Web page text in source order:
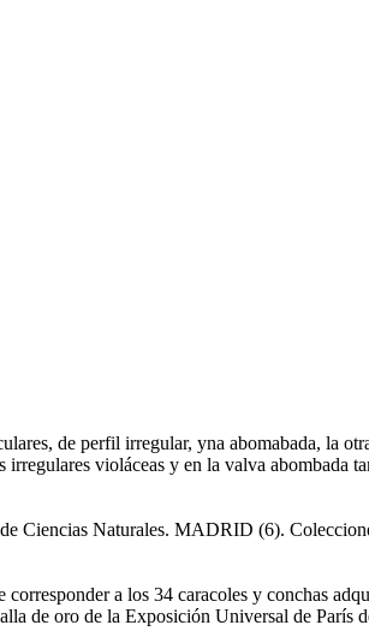
de perfil irregular, yna abomabada, la
violáceas y en la valva abombada
Ciencias Naturales. MADRID (6).
a los 34 caracoles y conchas
de oro de la Exposición Universal de París